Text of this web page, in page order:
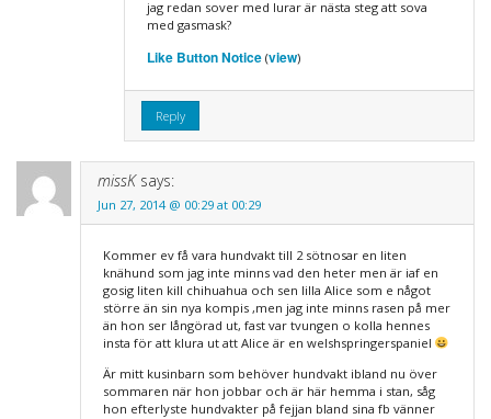
jag redan sover med lurar är nästa steg att sova
med gasmask?
Like Button Notice(view)
Reply
missK says:
Jun 27, 2014 @ 00:29 at 00:29
Kommer ev få vara hundvakt till 2 sötnosar en liten
knähund som jag inte minns vad den heter men är iaf en
gosig liten kill chihuahua och sen lilla Alice som e något
större än sin nya kompis ,men jag inte minns rasen på mer
än hon ser långörad ut, fast var tvungen o kolla hennes
insta för att klura ut att Alice är en welshspringerspaniel
Är mitt kusinbarn som behöver hundvakt ibland nu över
sommaren när hon jobbar och är här hemma i stan, såg
hon efterlyste hundvakter på fejjan bland sina fb vänner